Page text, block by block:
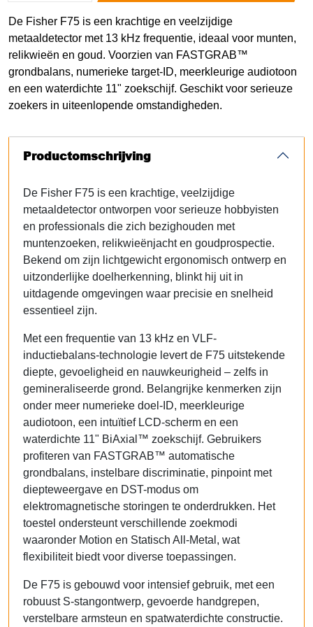
De Fisher F75 is een krachtige en veelzijdige
metaaldetector met 13 kHz frequentie, ideaal voor munten,
relikwieën en goud. Voorzien van FASTGRAB™
grondbalans, numerieke target-ID, meerkleurige audiotoon
en een waterdichte 11" zoekschijf. Geschikt voor serieuze
zoekers in uiteenlopende omstandigheden.
Productomschrijving
De Fisher F75 is een krachtige, veelzijdige
metaaldetector ontworpen voor serieuze hobbyisten
en professionals die zich bezighouden met
muntenzoeken, relikwieënjacht en goudprospectie.
Bekend om zijn lichtgewicht ergonomisch ontwerp en
uitzonderlijke doelherkenning, blinkt hij uit in
uitdagende omgevingen waar precisie en snelheid
essentieel zijn.
Met een frequentie van 13 kHz en VLF-
inductiebalans-technologie levert de F75 uitstekende
diepte, gevoeligheid en nauwkeurigheid – zelfs in
gemineraliseerde grond. Belangrijke kenmerken zijn
onder meer numerieke doel-ID, meerkleurige
audiotoon, een intuïtief LCD-scherm en een
waterdichte 11" BiAxial™ zoekschijf. Gebruikers
profiteren van FASTGRAB™ automatische
grondbalans, instelbare discriminatie, pinpoint met
diepteweergave en DST-modus om
elektromagnetische storingen te onderdrukken. Het
toestel ondersteunt verschillende zoekmodi
waaronder Motion en Statisch All-Metal, wat
flexibiliteit biedt voor diverse toepassingen.
De F75 is gebouwd voor intensief gebruik, met een
robuust S-stangontwerp, gevoerde handgrepen,
verstelbare armsteun en spatwaterdichte constructie.